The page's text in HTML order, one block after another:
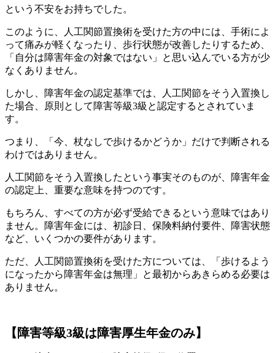
という不安をお持ちでした。
このように、人工関節置換術を受けた方の中には、手術によ
って痛みが軽くなったり、歩行状態が改善したりするため、
「自分は障害年金の対象ではない」と思い込んでいる方が少
なくありません。
しかし、障害年金の認定基準では、人工関節をそう入置換し
た場合、原則として障害等級3級と認定するとされていま
す。
つまり、「今、杖なしで歩けるかどうか」だけで判断される
わけではありません。
人工関節をそう入置換したという事実そのものが、障害年金
の認定上、重要な意味を持つのです。
もちろん、すべての方が必ず受給できるという意味ではあり
ません。障害年金には、初診日、保険料納付要件、障害状態
など、いくつかの要件があります。
ただ、人工関節置換術を受けた方については、「歩けるよう
になったから障害年金は無理」と最初からあきらめる必要は
ありません。
【障害等級3級は障害厚生年金のみ】